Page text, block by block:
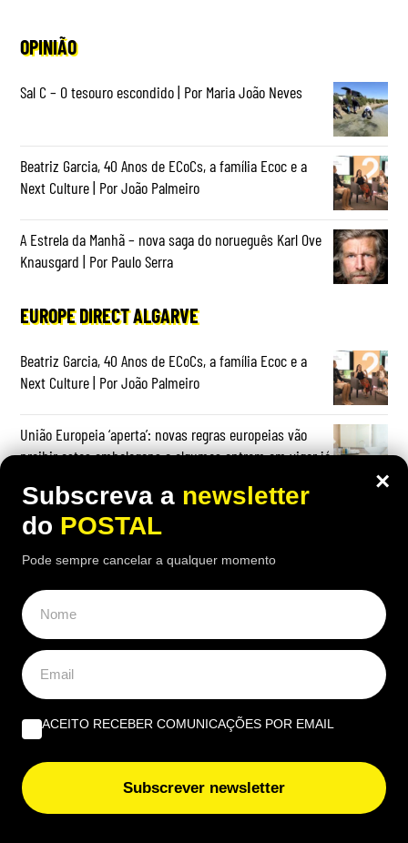
OPINIÃO
Sal C – O tesouro escondido | Por Maria João Neves
Beatriz Garcia, 40 Anos de ECoCs, a família Ecoc e a
Next Culture | Por João Palmeiro
A Estrela da Manhã – nova saga do norueguês Karl Ove
Knausgard | Por Paulo Serra
EUROPE DIRECT ALGARVE
Beatriz Garcia, 40 Anos de ECoCs, a família Ecoc e a
Next Culture | Por João Palmeiro
União Europeia ‘aperta’: novas regras europeias vão
proibir estas embalagens e algumas entram em vigor já
×
Subscreva a newsletter
do POSTAL
Pode sempre cancelar a qualquer momento
ACEITO RECEBER COMUNICAÇÕES POR EMAIL
Subscrever newsletter